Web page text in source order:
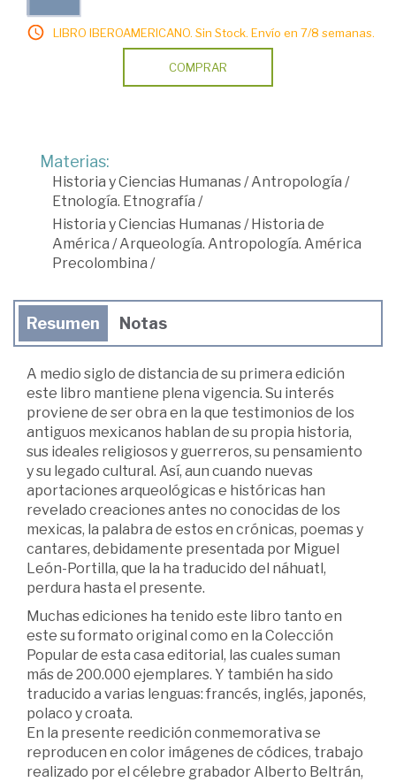
LIBRO IBEROAMERICANO. Sin Stock. Envío en 7/8 semanas.
COMPRAR
Materias:
Historia y Ciencias Humanas/Antropología /
Etnología. Etnografía /
Historia y Ciencias Humanas/ Historia de
América /Arqueología. Antropología. América
Precolombina /
Resumen Notas
A medio siglo de distancia de su primera edición
este libro mantiene plena vigencia. Su interés
proviene de ser obra en la que testimonios de los
antiguos mexicanos hablan de su propia historia,
sus ideales religiosos y guerreros, su pensamiento
y su legado cultural. Así, aun cuando nuevas
aportaciones arqueológicas e históricas han
revelado creaciones antes no conocidas de los
mexicas, la palabra de estos en crónicas, poemas y
cantares, debidamente presentada por Miguel
León-Portilla, que la ha traducido del náhuatl,
perdura hasta el presente.
Muchas ediciones ha tenido este libro tanto en
este su formato original como en la Colección
Popular de esta casa editorial, las cuales suman
más de 200.000 ejemplares. Y también ha sido
traducido a varias lenguas: francés, inglés, japonés,
polaco y croata.
En la presente reedición conmemorativa se
reproducen en color imágenes de códices, trabajo
realizado por el célebre grabador Alberto Beltrán,